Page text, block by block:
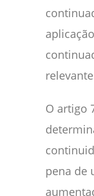
O artigo
pena de